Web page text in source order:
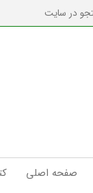
صفحه اصلی